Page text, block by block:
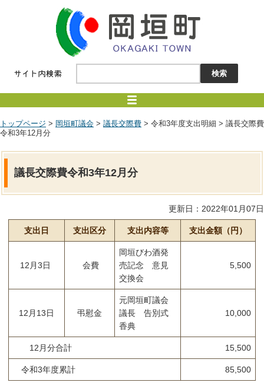
トップページ > 岡垣町議会 > 議長交際費 > 令和3年度支出明細 > 議長交際費
令和3年12月分
議長交際費令和3年12月分
更新日：2022年01月07日
支出日 支出区分 支出内容等 支出金額（円）
12月3日 会費
岡垣びわ酒発
売記念 意見
交換会
5,500
12月13日 弔慰金
元岡垣町議会
議長 告別式
香典
10,000
12月分合計 15,500
令和3年度累計 85,500